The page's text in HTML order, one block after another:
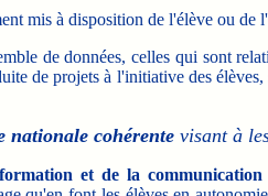
mis à disposition de l'élève ou de
de données, celles qui sont
de projets à l'initiative des
nationale cohérentevisant à
et de la